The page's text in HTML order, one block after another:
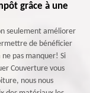
grâce à une
seulement améliorer
de bénéficier
pas manquer! Si
Couverture vous
nous nous